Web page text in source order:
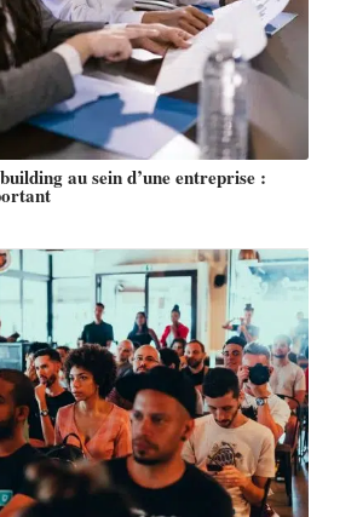
au sein d’une entreprise :